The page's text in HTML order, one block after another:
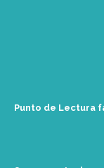
Punto de Lectura